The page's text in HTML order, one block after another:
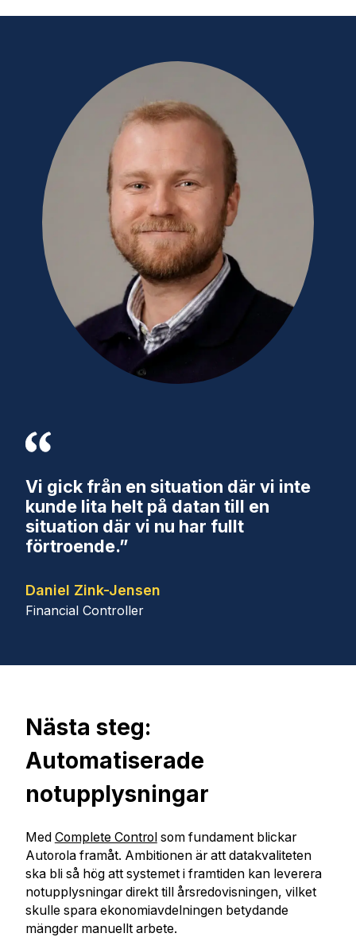
Vi gick från en situation där vi inte
kunde lita helt på datan till en
situation där vi nu har fullt
förtroende.”
Daniel Zink-Jensen
Financial Controller
Nästa steg:
Automatiserade
notupplysningar
Med Complete Controlsom fundament blickar
Autorola framåt. Ambitionen är att datakvaliteten
ska bli så hög att systemet i framtiden kan leverera
notupplysningar direkt till årsredovisningen, vilket
skulle spara ekonomiavdelningen betydande
mängder manuellt arbete.